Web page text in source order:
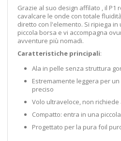
Grazie al suo design affilato , il P1
cavalcare le onde con totale fluidità
diretto con l'elemento. Si ripiega in
piccola borsa e vi accompagna
avventure più nomadi.
Caratteristiche principali:
Ala in pelle senza struttura
Estremamente leggera per un
preciso
Volo ultraveloce, non richiede
Compatto: entra in una piccola
Progettato per la pura foil